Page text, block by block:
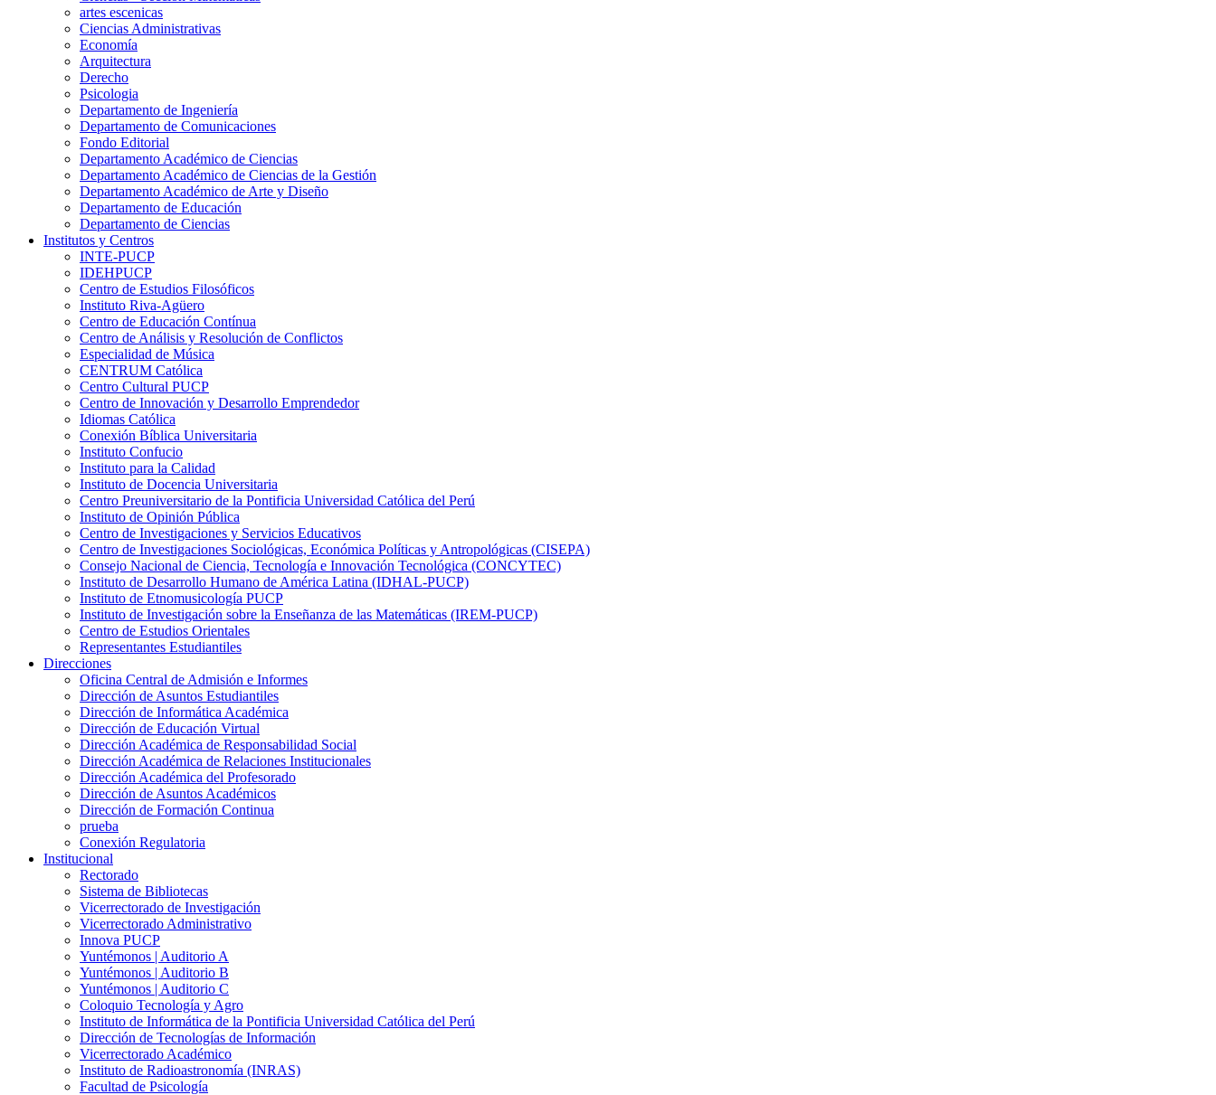
artes escenicas
Ciencias Administrativas
Economía
Arquitectura
Derecho
Psicologia
Departamento de Ingeniería
Departamento de Comunicaciones
Fondo Editorial
Departamento Académico de Ciencias
Departamento Académico de Ciencias de la Gestión
Departamento Académico de Arte y Diseño
Departamento de Educación
Departamento de Ciencias
Institutos y Centros
INTE-PUCP
IDEHPUCP
Centro de Estudios Filosóficos
Instituto Riva-Agüero
Centro de Educación Contínua
Centro de Análisis y Resolución de Conflictos
Especialidad de Música
CENTRUM Católica
Centro Cultural PUCP
Centro de Innovación y Desarrollo Emprendedor
Idiomas Católica
Conexión Bíblica Universitaria
Instituto Confucio
Instituto para la Calidad
Instituto de Docencia Universitaria
Centro Preuniversitario de la Pontificia Universidad Católica del Perú
Instituto de Opinión Pública
Centro de Investigaciones y Servicios Educativos
Centro de Investigaciones Sociológicas, Económica Políticas y Antropológicas (CISEPA)
Consejo Nacional de Ciencia, Tecnología e Innovación Tecnológica (CONCYTEC)
Instituto de Desarrollo Humano de América Latina (IDHAL-PUCP)
Instituto de Etnomusicología PUCP
Instituto de Investigación sobre la Enseñanza de las Matemáticas (IREM-PUCP)
Centro de Estudios Orientales
Representantes Estudiantiles
Direcciones
Oficina Central de Admisión e Informes
Dirección de Asuntos Estudiantiles
Dirección de Informática Académica
Dirección de Educación Virtual
Dirección Académica de Responsabilidad Social
Dirección Académica de Relaciones Institucionales
Dirección Académica del Profesorado
Dirección de Asuntos Académicos
Dirección de Formación Continua
prueba
Conexión Regulatoria
Institucional
Rectorado
Sistema de Bibliotecas
Vicerrectorado de Investigación
Vicerrectorado Administrativo
Innova PUCP
Yuntémonos | Auditorio A
Yuntémonos | Auditorio B
Yuntémonos | Auditorio C
Coloquio Tecnología y Agro
Instituto de Informática de la Pontificia Universidad Católica del Perú
Dirección de Tecnologías de Información
Vicerrectorado Académico
Instituto de Radioastronomía (INRAS)
Facultad de Psicología